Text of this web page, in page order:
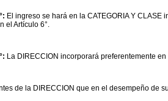
El ingreso se hará en la CATEGORIA Y
el Artículo 6°.
La DIRECCION incorporará preferentemente
de la DIRECCION que en el desempeño de